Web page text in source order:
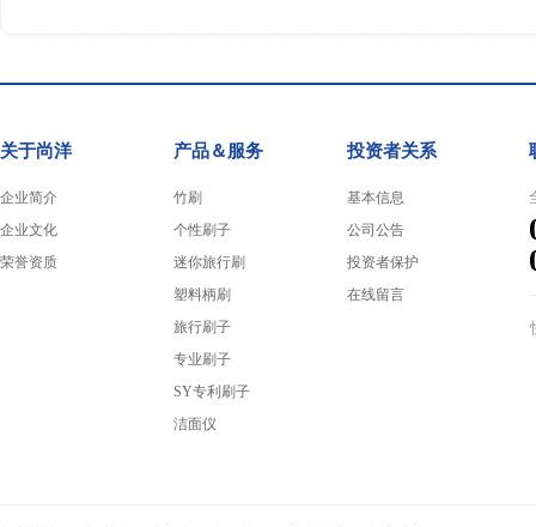
关于尚洋
企业简介
企业文化
荣誉资质
产品＆服务
竹刷
个性刷子
迷你旅行刷
塑料柄刷
旅行刷子
专业刷子
SY专利刷子
洁面仪
投资者关系
基本信息
公司公告
投资者保护
在线留言